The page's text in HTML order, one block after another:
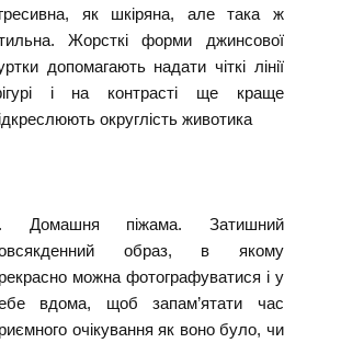
як шкіряна, але така ж
Жорсткі форми джинсової
допомагають надати чіткі лінії
і на контрасті ще краще
округлість животика
Домашня піжама. Затишний
образ, в якому
можна фотографуватися і у
вдома, щоб запам’ятати час
очікування як воно було, чи